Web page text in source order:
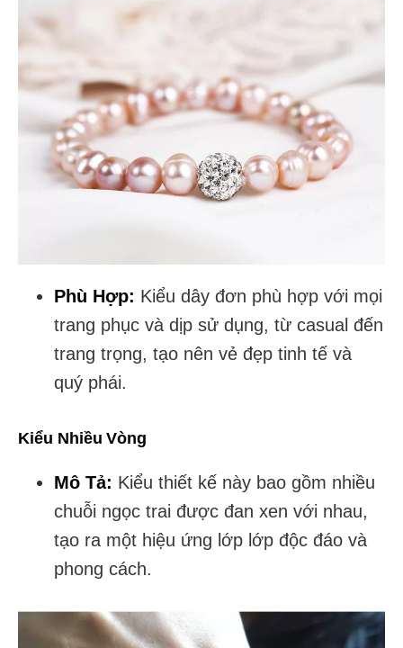
Phù Hợp: Kiểu dây đơn phù hợp với mọi
trang phục và dịp sử dụng, từ casual đến
trang trọng, tạo nên vẻ đẹp tinh tế và
quý phái.
Kiểu Nhiều Vòng
Mô Tả: Kiểu thiết kế này bao gồm nhiều
chuỗi ngọc trai được đan xen với nhau,
tạo ra một hiệu ứng lớp lớp độc đáo và
phong cách.